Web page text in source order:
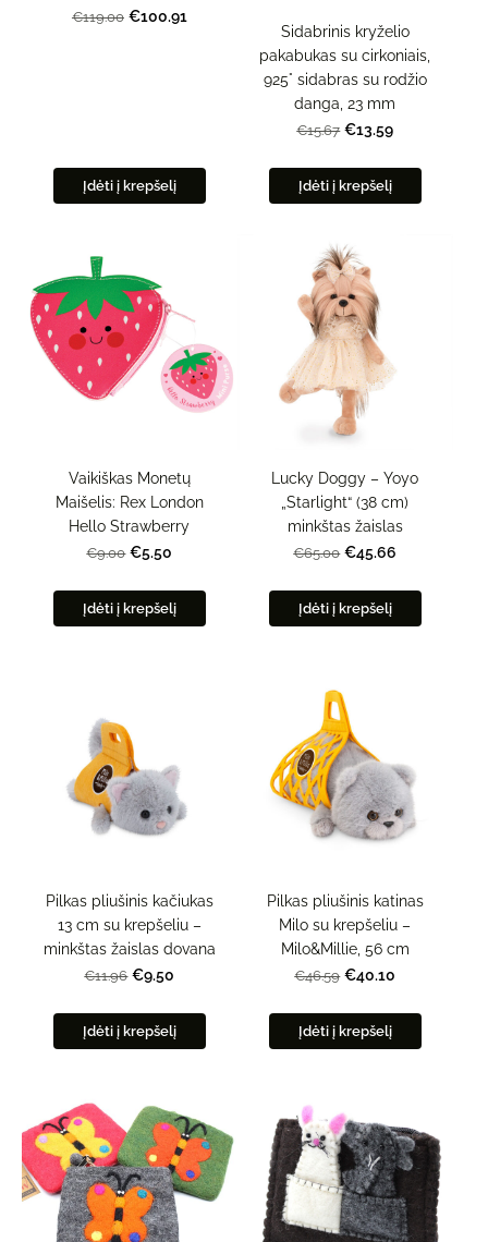
€119.00 €100.91
Įdėti į krepšelį
Sidabrinis kryželio
pakabukas su cirkoniais,
925° sidabras su rodžio
danga, 23 mm
€15.67 €13.59
Įdėti į krepšelį
Vaikiškas Monetų
Maišelis: Rex London
Hello Strawberry
€9.00 €5.50
Įdėti į krepšelį
Lucky Doggy – Yoyo
„Starlight“ (38 cm)
minkštas žaislas
€65.00 €45.66
Įdėti į krepšelį
Pilkas pliušinis kačiukas
13 cm su krepšeliu –
minkštas žaislas dovana
€11.96 €9.50
Įdėti į krepšelį
Pilkas pliušinis katinas
Milo su krepšeliu –
Milo&Millie, 56 cm
€46.59 €40.10
Įdėti į krepšelį